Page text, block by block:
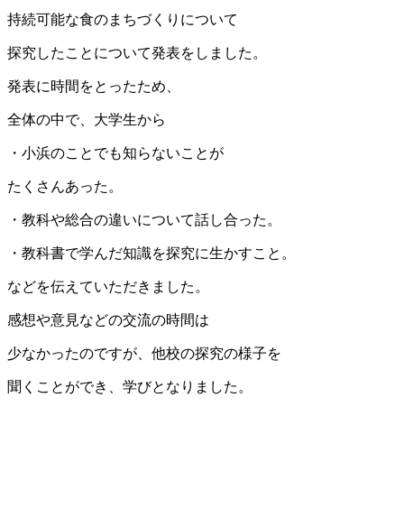
持続可能な食のまちづくりについて
探究したことについて発表をしました。
発表に時間をとったため、
全体の中で、大学生から
・小浜のことでも知らないことが
たくさんあった。
・教科や総合の違いについて話し合った。
・教科書で学んだ知識を探究に生かすこと。
などを伝えていただきました。
感想や意見などの交流の時間は
少なかったのですが、他校の探究の様子を
聞くことができ、学びとなりました。